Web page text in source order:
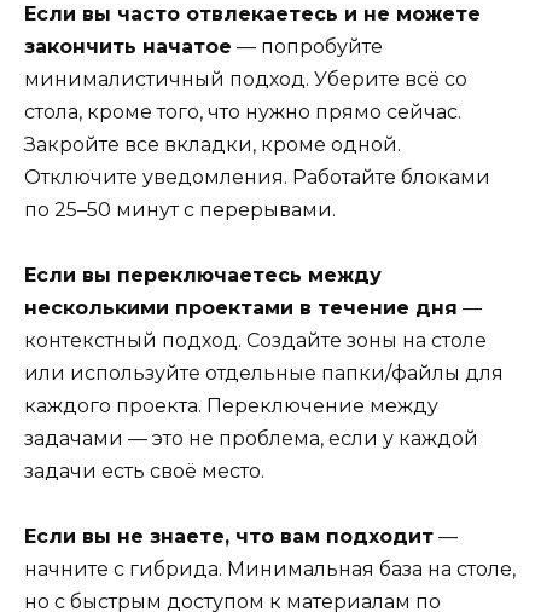
Если вы часто отвлекаетесь и не можете
закончить начатое — попробуйте
минималистичный подход. Уберите всё со
стола, кроме того, что нужно прямо сейчас.
Закройте все вкладки, кроме одной.
Отключите уведомления. Работайте блоками
по 25–50 минут с перерывами.
Если вы переключаетесь между
несколькими проектами в течение дня —
контекстный подход. Создайте зоны на столе
или используйте отдельные папки/файлы для
каждого проекта. Переключение между
задачами — это не проблема, если у каждой
задачи есть своё место.
Если вы не знаете, что вам подходит —
начните с гибрида. Минимальная база на столе,
но с быстрым доступом к материалам по